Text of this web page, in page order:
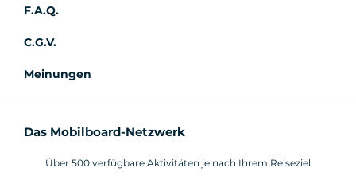
F.A.Q.
C.G.V.
Meinungen
Das Mobilboard-Netzwerk
Über 500 verfügbare Aktivitäten je nach Ihrem Reiseziel